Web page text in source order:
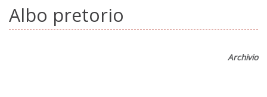
Albo pretorio
Archivio